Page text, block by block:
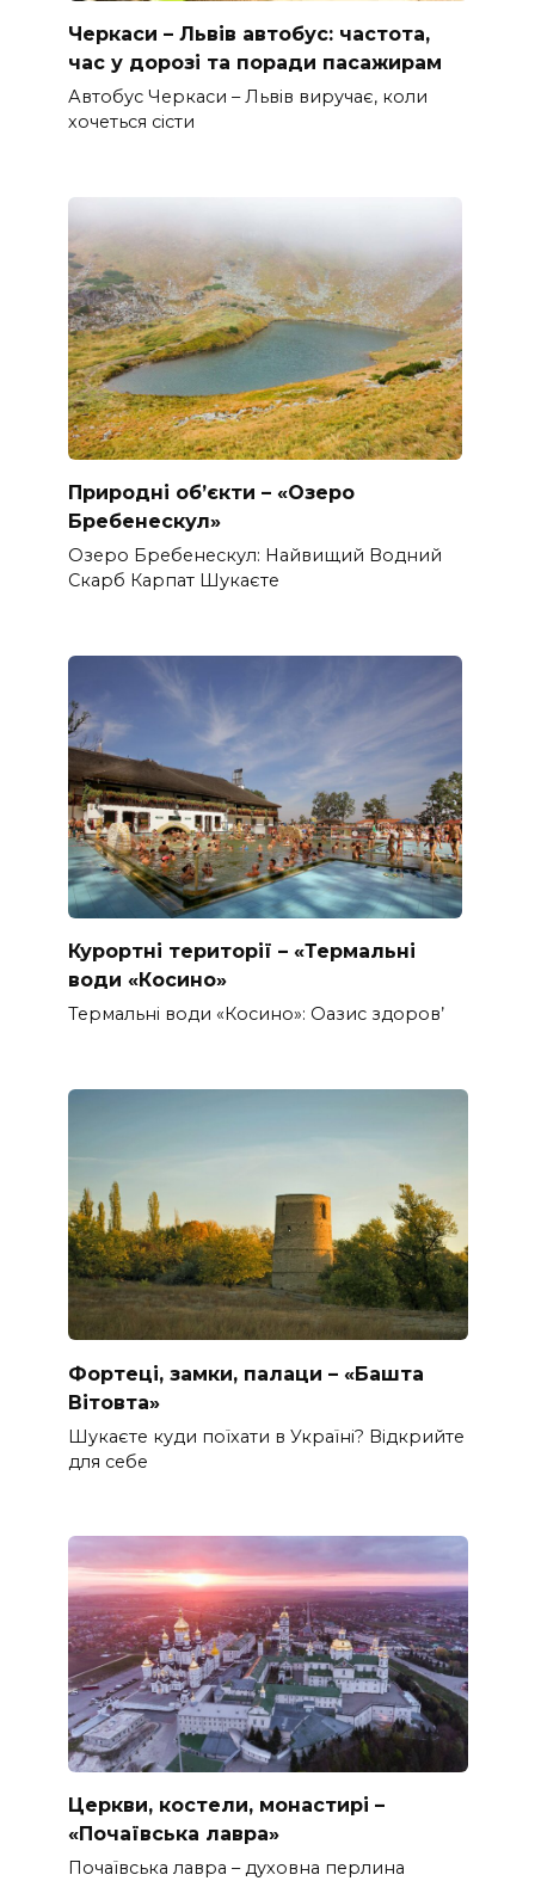
Черкаси – Львів автобус: частота,
час у дорозі та поради пасажирам
Автобус Черкаси – Львів виручає, коли
хочеться сісти
Природні об’єкти – «Озеро
Бребенескул»
Озеро Бребенескул: Найвищий Водний
Скарб Карпат Шукаєте
Курортні території – «Термальні
води «Косино»
Термальні води «Косино»: Оазис здоров’
Фортеці, замки, палаци – «Башта
Вітовта»
Шукаєте куди поїхати в Україні? Відкрийте
для себе
Церкви, костели, монастирі –
«Почаївська лавра»
Почаївська лавра – духовна перлина